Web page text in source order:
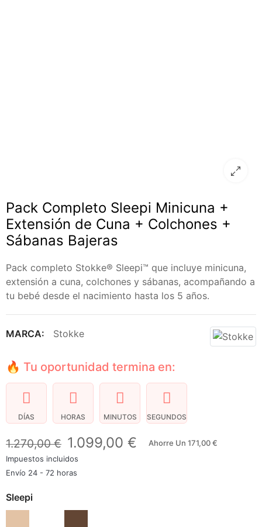
Pack Completo Sleepi Minicuna +
Extensión de Cuna + Colchones +
Sábanas Bajeras
Pack completo Stokke® Sleepi™ que incluye minicuna,
extensión a cuna, colchones y sábanas, acompañando a
tu bebé desde el nacimiento hasta los 5 años.
MARCA: Stokke
🔥 Tu oportunidad termina en:
DÍAS HORAS MINUTOS SEGUNDOS
1.270,00 € 1.099,00 €
Ahorre Un 171,00 €
Impuestos incluidos
Envío 24 - 72 horas
Sleepi